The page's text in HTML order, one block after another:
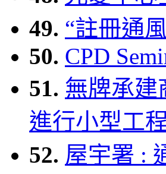
49. “註冊通
50. CPD
51. 無牌承建
進行小型工
52. 屋宇署 :